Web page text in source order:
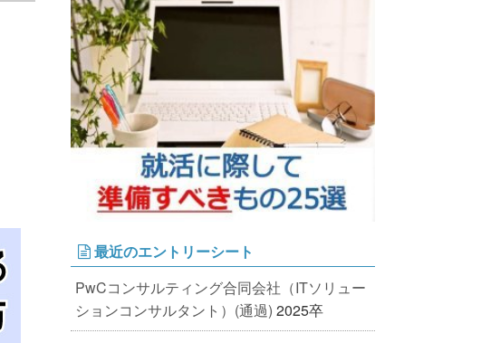
最近のエントリーシート
PwCコンサルティング合同会社（ITソリュー
ションコンサルタント）(通過) 2025卒